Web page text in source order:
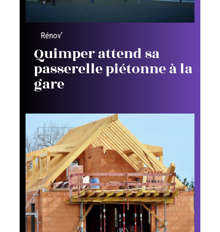
Rénov’
Quimper attend sa
passerelle piétonne à la
gare